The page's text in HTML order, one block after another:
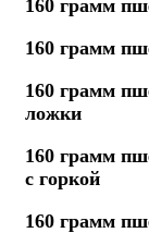
160 грамм
160 грамм
160 грамм
ложки
160 грамм
с горкой
160 грамм